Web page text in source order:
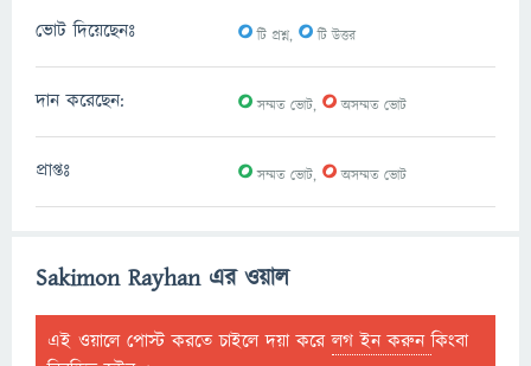
ভোট দিয়েছেনঃ 0টি প্রশ্ন, 0টি উত্তর
দান করেছেন: 0সম্মত ভোট, 0অসম্মত ভোট
প্রাপ্তঃ 0সম্মত ভোট, 0অসম্মত ভোট
Sakimon Rayhan এর ওয়াল
এই ওয়ালে পোস্ট করতে চাইলে দয়া করেলগ ইন করুনকিংবা